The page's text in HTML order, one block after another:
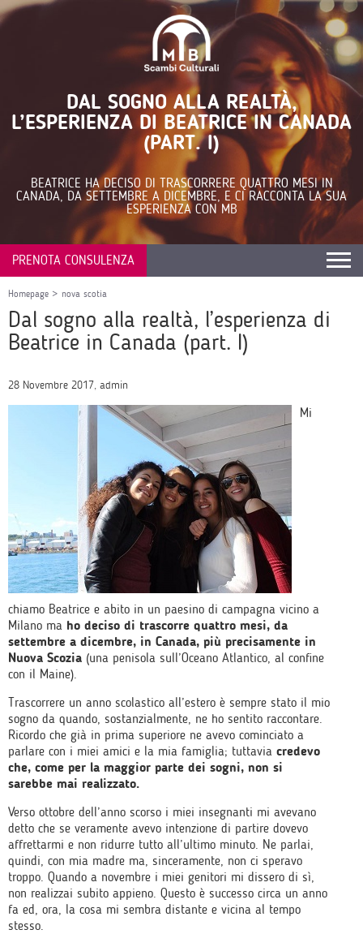
DAL SOGNO ALLA REALTÀ,
L’ESPERIENZA DI BEATRICE IN CANADA
(PART. I)
BEATRICE HA DECISO DI TRASCORRERE QUATTRO MESI IN
CANADA, DA SETTEMBRE A DICEMBRE, E CI RACCONTA LA SUA
ESPERIENZA CON MB
PRENOTA CONSULENZA
Homepage > nova scotia
Dal sogno alla realtà, l’esperienza di
Beatrice in Canada (part. I)
28 Novembre 2017, admin
Mi​ ​
chiamo​ ​Beatrice​ ​e​ ​abito​ ​in​ ​un​ ​paesino​ ​di​ ​campagna​ ​vicino​ ​a​ ​
Milano​ ​ma​ ​ho​ ​deciso​ ​di trascorre​ ​quattro​ ​mesi,​ ​da​ ​
settembre​ ​a​ ​dicembre,​ ​in​ ​Canada,​ ​più​ ​precisamente​ ​in​ ​
Nuova Scozia​ ​(una​ ​penisola​ ​sull’Oceano​ ​Atlantico,​ ​al​ ​confine​ ​
con​ ​il​ ​Maine).
Trascorre​re ​un​ ​anno​ ​scolastico​ ​all’estero​ ​è​ ​sempre​ ​stato​ ​il​ ​mio​
​sogno​ ​da​ ​quando, sostanzialmente,​ ​ne​ ​ho​ ​sentito​ ​raccontare.​ ​
Ricordo​ ​che​ ​già​ ​in​ ​prima​ ​superiore​ ​ne​ ​avevo cominciato​ ​a​ ​
parlare​ ​con​ ​i​ ​miei​ ​amici​ ​e​ ​la​ ​mia​ ​famiglia; ​tuttavia​ ​credevo​ ​
che,​ ​come​ ​per la​ ​maggior parte​ ​dei​ ​sogni,​ ​non​ ​si​ ​
sarebbe​ mai ​realizzato.
Verso ottobre dell’anno scorso​ ​i​ ​miei​ ​insegnanti​ ​mi avevano
detto ​che​ ​se​ ​veramente​ ​avevo intenzione​ ​di​ ​partire​ ​dovevo​ ​
affrettarmi ​e​ ​non​ ​ridurre​ ​tutto​ ​all’ultimo​ ​minuto. Ne​ ​parlai,​ ​
quindi,​ ​con​ ​mia​ ​madre​ ​ma,​ ​sinceramente,​ ​non​ ​ci​ ​speravo​ ​​
troppo. Quando a novembre ​i​ ​miei​ ​genitori​ ​mi dissero​ ​di sì, ​
non​ ​realizzai​ subito appieno. Questo​ ​è​ ​successo​ ​circa​ ​un​ ​anno​
​fa​ ​ed, ora, ​la​ ​cosa​ ​mi​ ​sembra​ ​distante​ ​e​ ​vicina​ ​al​ ​tempo​ ​
stesso.